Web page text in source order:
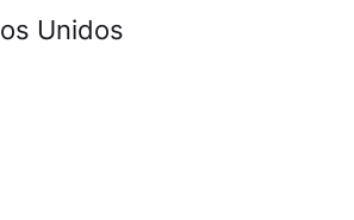
Unidos